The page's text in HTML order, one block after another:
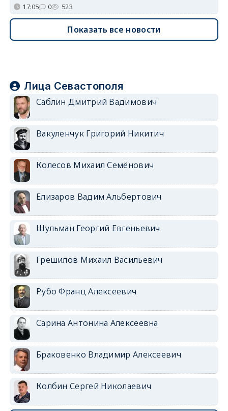
17:05 0 523
Показать все новости
Лица Севастополя
Саблин Дмитрий Вадимович
Вакуленчук Григорий Никитич
Колесов Михаил Семёнович
Елизаров Вадим Альбертович
Шульман Георгий Евгеньевич
Грешилов Михаил Васильевич
Рубо Франц Алексеевич
Сарина Антонина Алексеевна
Браковенко Владимир Алексеевич
Колбин Сергей Николаевич